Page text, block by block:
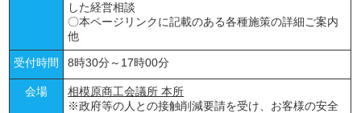
した経営相談
〇本ページリンクに記載のある各種施策の詳細ご案内
他
受付時間 8時30分～17時00分
会場
相模原商工会議所 本所
※政府等の人との接触削減要請を受け、お客様の安全